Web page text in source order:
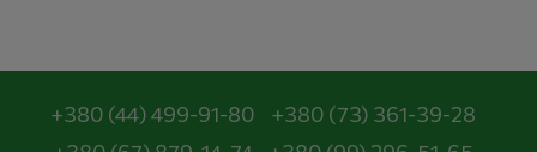
+380 (44) 499-91-80
+380 (73) 361-39-28